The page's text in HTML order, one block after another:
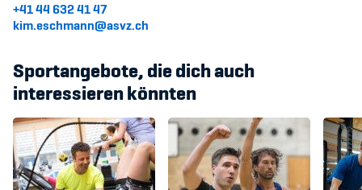
+41 44 632 41 47
kim.eschmann@asvz.ch
Sportangebote, die dich auch
interessieren könnten